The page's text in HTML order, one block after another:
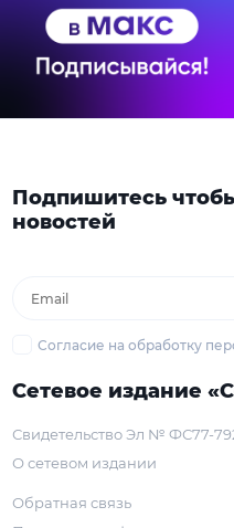
Подпишитесь
новостей
Согласие на обработку
Сетевое издание
Свидетельство Эл № ФС77-
О сетевом издании
Обратная связь